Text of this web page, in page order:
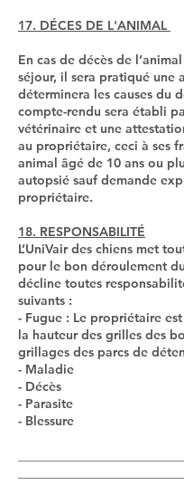
17. DÉCES DE L'ANIMAL
En cas de décès de
séjour, il sera pratiqué une
déterminera les causes du
compte-rendu sera établi
vétérinaire et une
au propriétaire, ceci à ses
animal âgé de 10 ans ou
autopsié sauf demande
propriétaire.
18. RESPONSABILITÉ
L’UniVair des chiens met
pour le bon déroulement
décline toutes
suivants :
- Fugue : Le propriétaire
la hauteur des grilles des
grillages des parcs de
- Maladie
- Décès
- Parasite
- Blessure